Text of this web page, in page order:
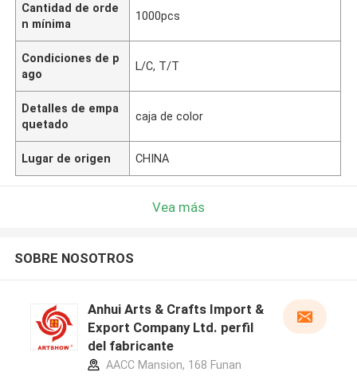
Cantidad de orde
n mínima
1000pcs
Condiciones de p
ago
L/C, T/T
Detalles de empa
quetado
caja de color
Lugar de origen CHINA
Vea más
SOBRE NOSOTROS
Anhui Arts & Crafts Import &
Export Company Ltd. perfil
del fabricante
AACC Mansion, 168 Funan